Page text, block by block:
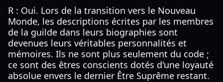
R : Oui. Lors de la transition vers le Nouveau
Monde, les descriptions écrites par les membres
de la guilde dans leurs biographies sont
devenues leurs véritables personnalités et
mémoires. Ils ne sont plus seulement du code ;
ce sont des êtres conscients dotés d'une loyauté
absolue envers le dernier Être Suprême restant.